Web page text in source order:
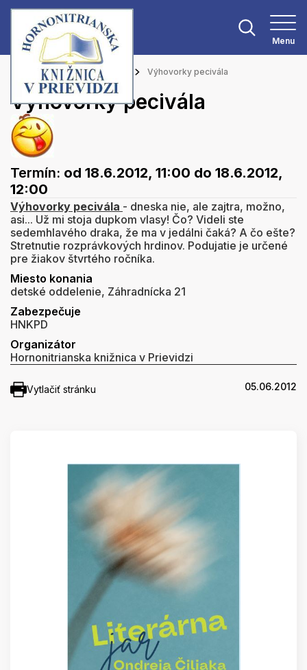
Menu
Hlavná stránka Podujatia Výhovorky pecivála
Výhovorky pecivála
Termín: od 18.6.2012, 11:00 do 18.6.2012,
12:00
Výhovorky pecivála - dneska nie, ale zajtra, možno,
asi... Už mi stoja dupkom vlasy! Čo? Videli ste
sedemhlavého draka, že ma v jedálni čaká? A čo ešte?
Stretnutie rozprávkových hrdinov. Podujatie je určené
pre žiakov štvrtého ročníka.
Miesto konania
detské oddelenie, Záhradnícka 21
Zabezpečuje
HNKPD
Organizátor
Hornonitrianska knižnica v Prievidzi
Vytlačiť stránku 05.06.2012